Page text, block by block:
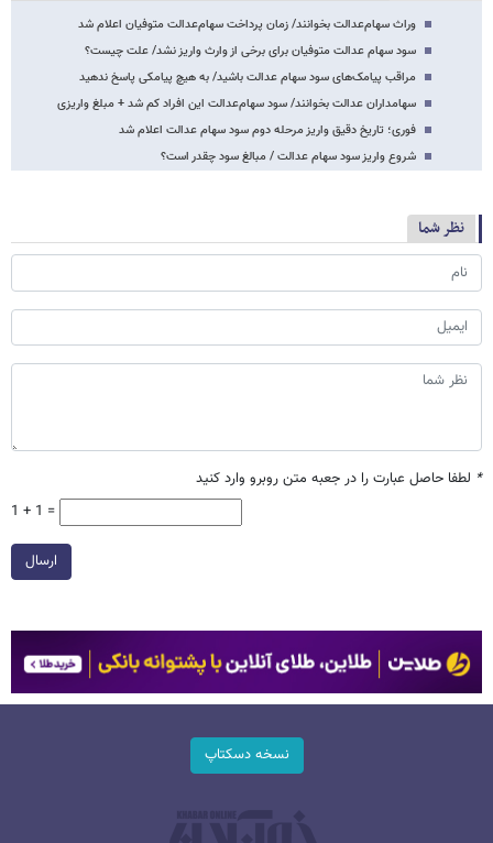
وراث سهام‌عدالت بخوانند/ زمان پرداخت سهام‌عدالت متوفیان اعلام شد
سود سهام عدالت متوفیان برای برخی از وارث واریز نشد/ علت چیست؟
مراقب پیامک‌های سود سهام عدالت باشید/ به هیچ پیامکی پاسخ ندهید
سهامداران عدالت بخوانند/ سود سهام‌عدالت این افراد کم شد + مبلغ واریزی
فوری؛ تاریخ دقیق واریز مرحله دوم سود سهام عدالت اعلام شد
شروع واریز سود سهام عدالت / مبالغ سود چقدر است؟
نظر شما
* لطفا حاصل عبارت را در جعبه متن روبرو وارد کنید
1 + 1 =
ارسال
نسخه دسکتاپ